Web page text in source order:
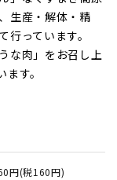
生産・解体・精
行っています。
な肉」をお召し上
す。
円(税160円)